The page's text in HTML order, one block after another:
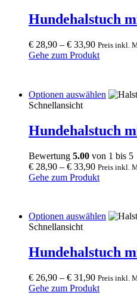
options
on
the
Hundehalstuch
€ 28,90 – € 33,90 Preis inkl.
Gehe zum Produkt
Optionen auswählen This
options
may
the
product
Schnellansicht
Hundehalstuch
Bewertung 5.00 von 1 bis 5
€ 28,90 – € 33,90 Preis inkl.
Gehe zum Produkt
Optionen auswählen This
options
Schnellansicht
Hundehalstuch
€ 26,90 – € 31,90 Preis inkl.
Gehe zum Produkt